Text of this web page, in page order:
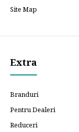
Site Map
Extra
Branduri
Pentru Dealeri
Reduceri